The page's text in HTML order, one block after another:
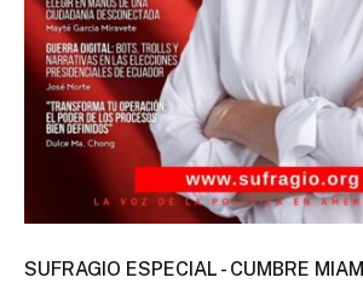
SUFRAGIO ESPECIAL - CUMBRE MIAMI